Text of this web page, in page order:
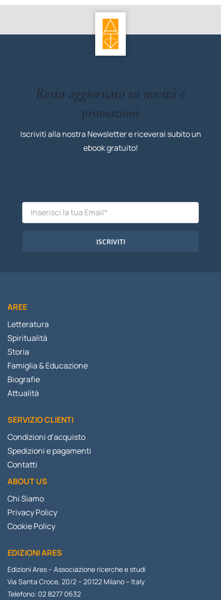
Resta aggiornato su novità e
promozioni
Iscriviti alla nostra Newsletter e riceverai subito un
ebook gratuito!
ISCRIVITI
AREE
Letteratura
Spiritualità
Storia
Famiglia & Educazione
Biografie
Attualità
SERVIZIO CLIENTI
Condizioni d’acquisto
Spedizioni e pagamenti
Contatti
ABOUT US
Chi Siamo
Privacy Policy
Cookie Policy
EDIZIONI ARES
Edizioni Ares – Associazione ricerche e studi
Via Santa Croce, 20/2 – 20122 Milano – Italy
Telefono: 02 8277 0632